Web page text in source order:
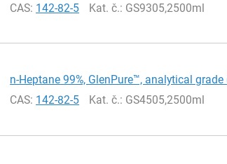
CAS: 142-82-5 Kat. č.: GS9305,2500ml
n-Heptane 99%, GlenPure™, analytical
CAS: 142-82-5 Kat. č.: GS4505,2500ml